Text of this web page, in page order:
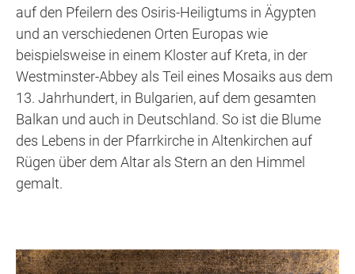
auf den Pfeilern des Osiris-Heiligtums in Ägypten
und an verschiedenen Orten Europas wie
beispielsweise in einem Kloster auf Kreta, in der
Westminster-Abbey als Teil eines Mosaiks aus dem
13. Jahrhundert, in Bulgarien, auf dem gesamten
Balkan und auch in Deutschland. So ist die Blume
des Lebens in der Pfarrkirche in Altenkirchen auf
Rügen über dem Altar als Stern an den Himmel
gemalt.